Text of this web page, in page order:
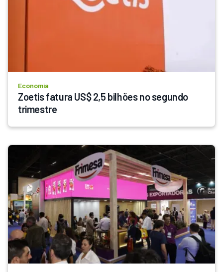
Economia
Zoetis fatura US$ 2,5 bilhões no segundo
trimestre